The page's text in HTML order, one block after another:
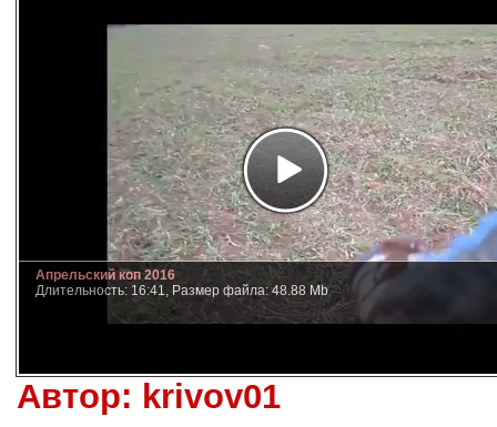
Апрельский коп 2016
Длительность: 16:41, Размер файла: 48.88 Mb
Автор: krivov01